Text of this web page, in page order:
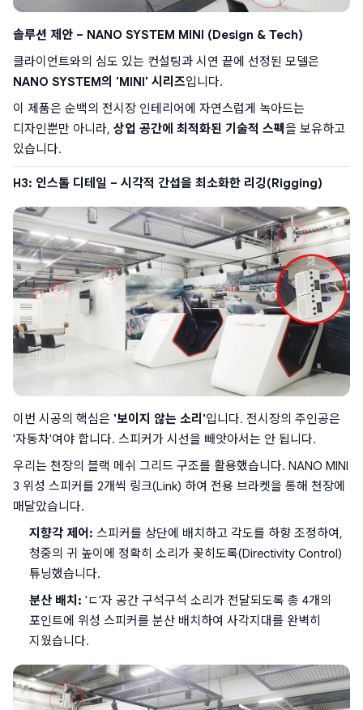
솔루션 제안 – NANO SYSTEM MINI (Design & Tech)
NANO SYSTEM의 'MINI' 시리즈입니다.
이 제품은 순백의 전시장 인테리어에 자연스럽게 녹아드는
디자인뿐만 아니라, 상업 공간에 최적화된 기술적 스펙을 보유하고
있습니다.
H3: 인스톨 디테일 – 시각적 간섭을 최소화한 리깅(Rigging)
이번 시공의 핵심은 '보이지 않는 소리'입니다. 전시장의 주인공은
'자동차'여야 합니다. 스피커가 시선을 빼앗아서는 안 됩니다.
우리는 천장의 블랙 메쉬 그리드 구조를 활용했습니다. NANO MINI
3 위성 스피커를 2개씩 링크(Link) 하여 전용 브라켓을 통해 천장에
매달았습니다.
지향각 제어: 스피커를 상단에 배치하고 각도를 하향 조정하여,
청중의 귀 높이에 정확히 소리가 꽂히도록(Directivity Control)
튜닝했습니다.
분산 배치: 'ㄷ'자 공간 구석구석 소리가 전달되도록 총 4개의
포인트에 위성 스피커를 분산 배치하여 사각지대를 완벽히
지웠습니다.